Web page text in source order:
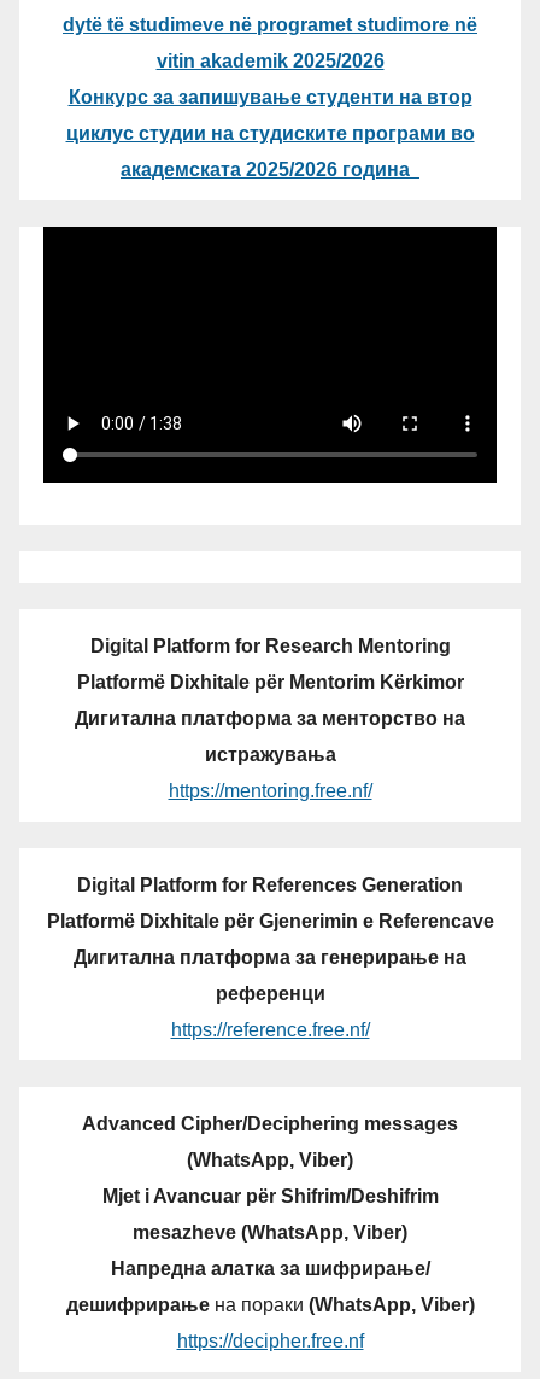
dytë të studimeve në programet studimore në
vitin akademik 2025/2026
Конкурс за запишување студенти на втор
циклус студии на студиските програми во
академската 2025/2026 година
Digital Platform for Research Mentoring
Platformë Dixhitale për Mentorim Kërkimor
Дигитална платформа за менторство на
истражувања
https://mentoring.free.nf/
Digital Platform for References Generation
Platformë Dixhitale për Gjenerimin e Referencave
Дигитална платформа за генерирање на
референци
https://reference.free.nf/
Advanced Cipher/Deciphering messages
(WhatsApp, Viber)
Mjet i Avancuar për Shifrim/Deshifrim
mesazheve (WhatsApp, Viber)
Напредна алатка за шифрирање/
дешифрирањена пораки (WhatsApp, Viber)
https://decipher.free.nf